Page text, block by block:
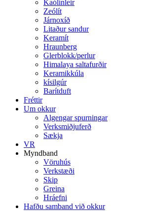
Kaólínleir
Zeólít
Járnoxíð
Litaður sandur
Keramít
Hraunberg
Glerblokk/perlur
Himalaya saltafurðir
Keramikkúla
kísilgúr
Barítduft
Fréttir
Um okkur
Algengar spurningar
Verksmiðjuferð
Sækja
VR
Myndband
Vöruhús
Verkstæði
Skip
Greina
Hráefni
Hafðu samband við okkur